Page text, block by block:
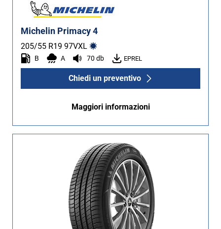
Michelin Primacy 4
205/55 R19 97VXL
B A 70 db EPREL
Chiedi un preventivo
Maggiori informazioni